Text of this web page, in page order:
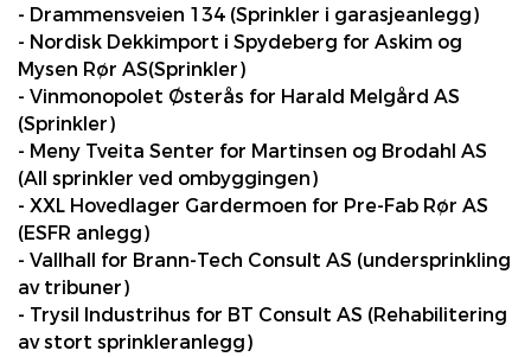
- Drammensveien 134 (Sprinkler i garasjeanlegg)
- Nordisk Dekkimport i Spydeberg for Askim og
Mysen Rør AS(Sprinkler)
- Vinmonopolet Østerås for Harald Melgård AS
(Sprinkler)
- Meny Tveita Senter for Martinsen og Brodahl AS
(All sprinkler ved ombyggingen)
- XXL Hovedlager Gardermoen for Pre-Fab Rør AS
(ESFR anlegg)
- Vallhall for Brann-Tech Consult AS (undersprinkling
av tribuner)
- Trysil Industrihus for BT Consult AS (Rehabilitering
av stort sprinkleranlegg)